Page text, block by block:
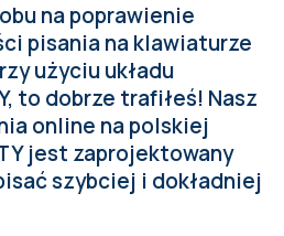
na poprawienie
pisania na klawiaturze
użyciu układu
to dobrze trafiłeś! Nasz
online na polskiej
jest zaprojektowany
szybciej i dokładniej